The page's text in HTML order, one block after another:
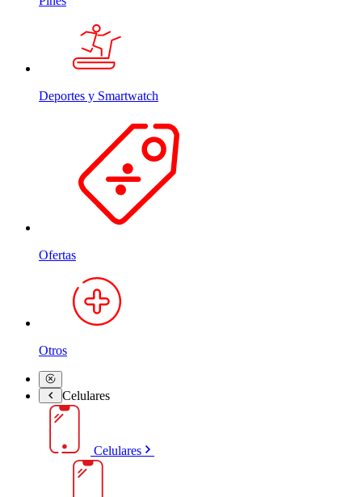
Deportes y Smartwatch
Ofertas
Otros
Celulares
Celulares